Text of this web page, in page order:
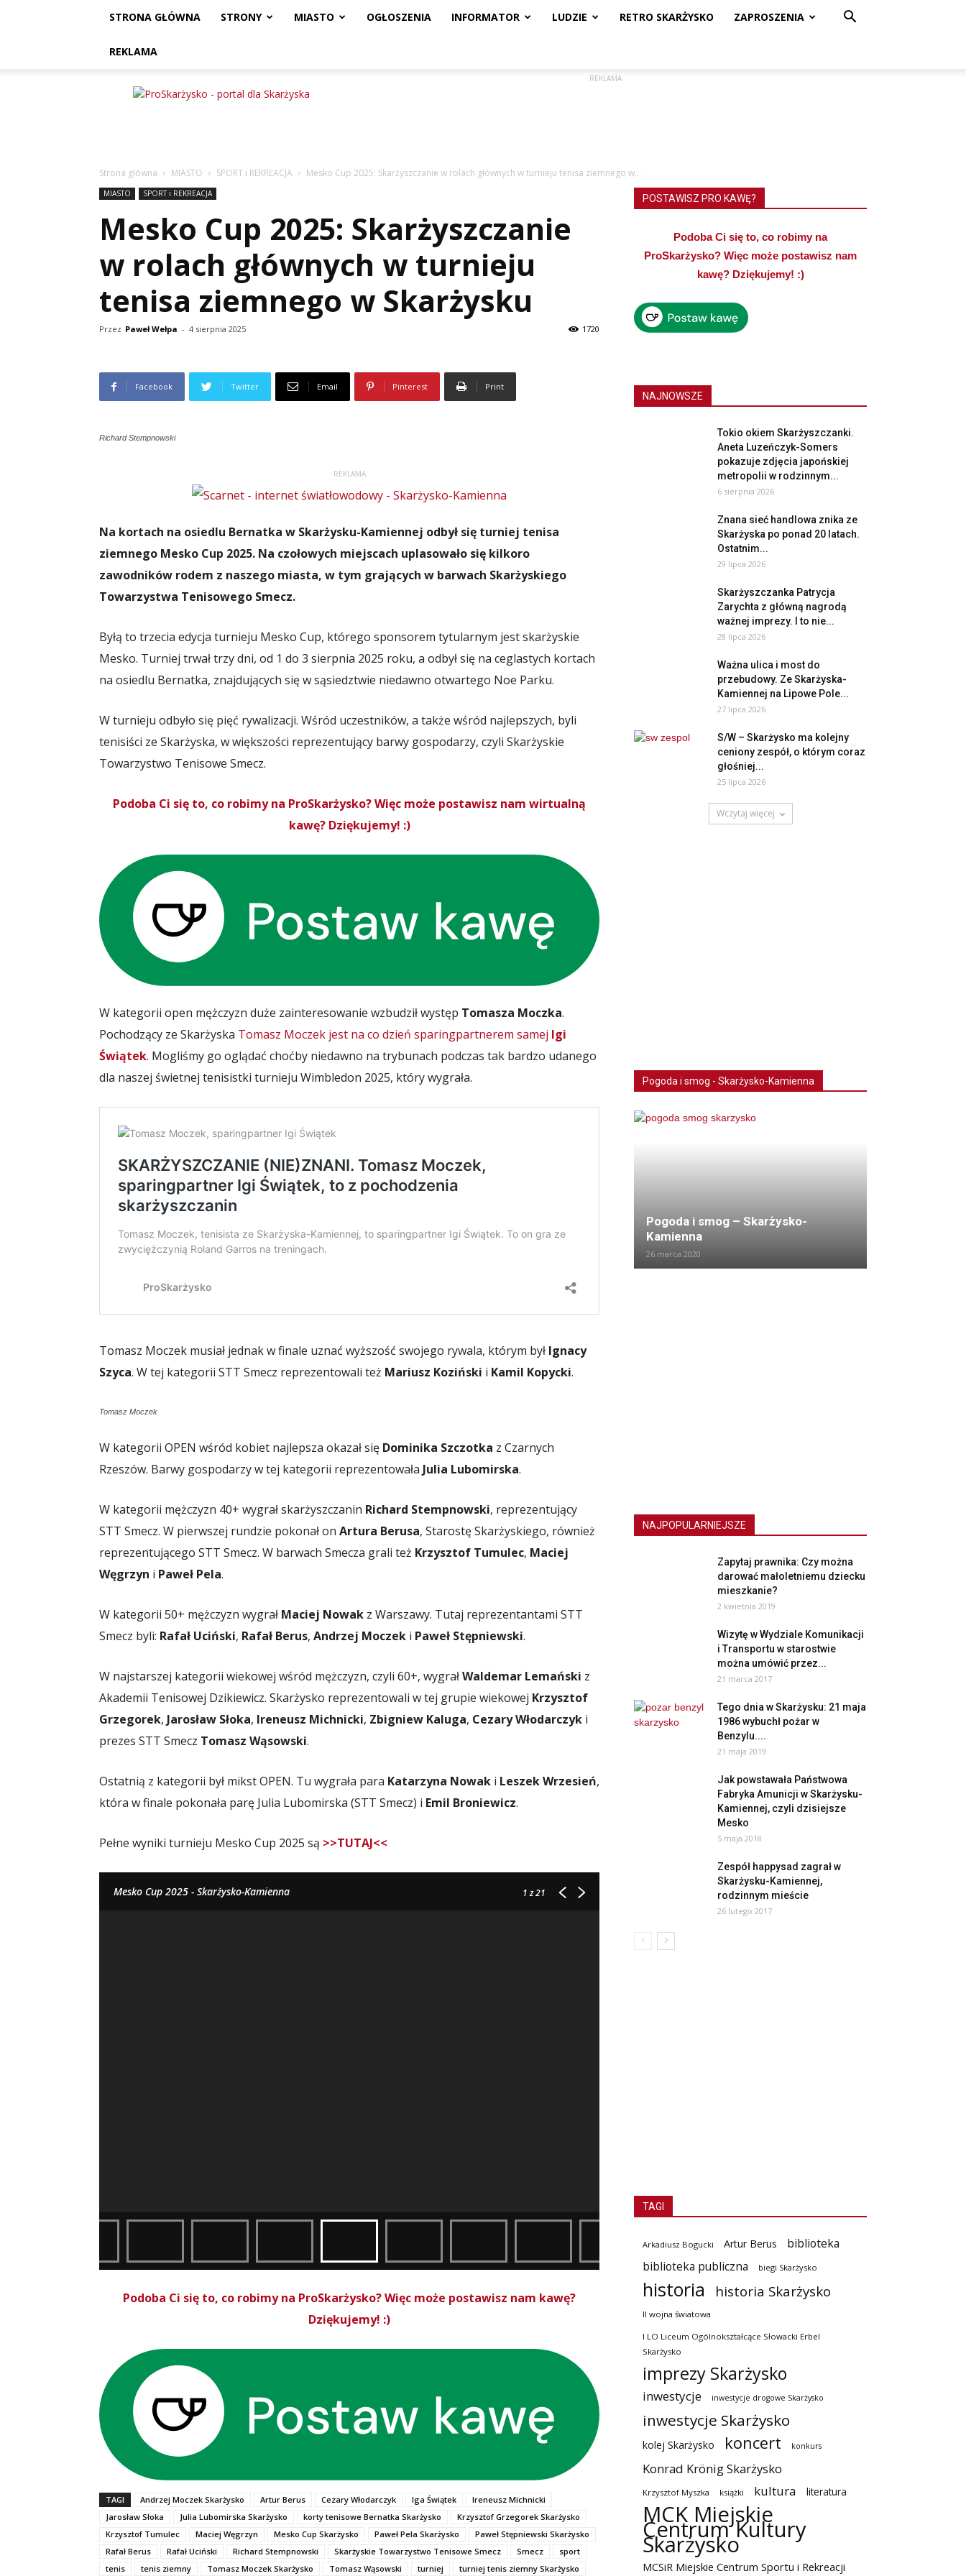
STRONA GŁÓWNA STRONY MIASTO OGŁOSZENIA INFORMATOR LUDZIE RETRO SKARŻYSKO ZAPROSZENIA
REKLAMA
ProSkarżysko
REKLAMA
Strona główna MIASTO SPORT i REKREACJA Mesko Cup 2025: Skarżyszczanie w rolach głównych w turnieju tenisa ziemnego w...
MIASTO SPORT i REKREACJA
Mesko Cup 2025: Skarżyszczanie
w rolach głównych w turnieju
tenisa ziemnego w Skarżysku
Przez Paweł Wełpa - 4 sierpnia 2025 1720
Facebook Twitter Email Pinterest Print
Richard Stempnowski
REKLAMA
Na kortach na osiedlu Bernatka w Skarżysku-Kamiennej odbył się turniej tenisa
ziemnego Mesko Cup 2025. Na czołowych miejscach uplasowało się kilkoro
zawodników rodem z naszego miasta, w tym grających w barwach Skarżyskiego
Towarzystwa Tenisowego Smecz.
Byłą to trzecia edycja turnieju Mesko Cup, którego sponsorem tytularnym jest skarżyskie
Mesko. Turniej trwał trzy dni, od 1 do 3 sierpnia 2025 roku, a odbył się na ceglastych kortach
na osiedlu Bernatka, znajdujących się w sąsiedztwie niedawno otwartego Noe Parku.
W turnieju odbyło się pięć rywalizacji. Wśród uczestników, a także wśród najlepszych, byli
tenisiści ze Skarżyska, w większości reprezentujący barwy gospodarzy, czyli Skarżyskie
Towarzystwo Tenisowe Smecz.
Podoba Ci się to, co robimy na ProSkarżysko? Więc może postawisz nam wirtualną
kawę? Dziękujemy! :)
W kategorii open mężczyzn duże zainteresowanie wzbudził występ Tomasza Moczka.
Pochodzący ze Skarżyska Tomasz Moczek jest na co dzień sparingpartnerem samej Igi
Świątek. Mogliśmy go oglądać choćby niedawno na trybunach podczas tak bardzo udanego
dla naszej świetnej tenisistki turnieju Wimbledon 2025, który wygrała.
Tomasz Moczek musiał jednak w finale uznać wyższość swojego rywala, którym był Ignacy
Szyca. W tej kategorii STT Smecz reprezentowali też Mariusz Koziński i Kamil Kopycki.
Tomasz Moczek
W kategorii OPEN wśród kobiet najlepsza okazał się Dominika Szczotka z Czarnych
Rzeszów. Barwy gospodarzy w tej kategorii reprezentowała Julia Lubomirska.
W kategorii mężczyzn 40+ wygrał skarżyszczanin Richard Stempnowski, reprezentujący
STT Smecz. W pierwszej rundzie pokonał on Artura Berusa, Starostę Skarżyskiego, również
reprezentującego STT Smecz. W barwach Smecza grali też Krzysztof Tumulec, Maciej
Węgrzyn i Paweł Pela.
W kategorii 50+ mężczyzn wygrał Maciej Nowak z Warszawy. Tutaj reprezentantami STT
Smecz byli: Rafał Uciński, Rafał Berus, Andrzej Moczek i Paweł Stępniewski.
W najstarszej kategorii wiekowej wśród mężczyzn, czyli 60+, wygrałWaldemar Lemański z
Akademii Tenisowej Dzikiewicz. Skarżysko reprezentowali w tej grupie wiekowej Krzysztof
Grzegorek, Jarosław Słoka, Ireneusz Michnicki, Zbigniew Kaluga, Cezary Włodarczyk i
prezes STT Smecz Tomasz Wąsowski.
Ostatnią z kategorii był mikst OPEN. Tu wygrała para Katarzyna Nowak i Leszek Wrzesień,
która w finale pokonała parę Julia Lubomirska (STT Smecz) i Emil Broniewicz.
Pełne wyniki turnieju Mesko Cup 2025 są >>TUTAJ<<
Mesko Cup 2025 - Skarżysko-Kamienna 1z 21
Podoba Ci się to, co robimy na ProSkarżysko? Więc może postawisz nam kawę?
Dziękujemy! :)
TAGI Andrzej Moczek Skarżysko Artur Berus Cezary Włodarczyk Iga Świątek
Ireneusz Michnicki
Jarosław Słoka
Julia Lubomirska Skarżysko korty tenisowe Bernatka Skarżysko
Krzysztof Grzegorek Skarżysko
Krzysztof Tumulec
Maciej Węgrzyn Mesko Cup Skarżysko Paweł Pela Skarżysko
Paweł Stępniewski Skarżysko
Rafał Berus
Rafał Uciński Richard Stempnowski Skarżyskie Towarzystwo Tenisowe Smecz Smecz
sport
tenis
tenis ziemny Tomasz Moczek Skarżysko Tomasz Wąsowski turniej turniej tenis ziemny Skarżysko
POSTAWISZ PRO KAWĘ?
Podoba Ci się to, co robimy na
ProSkarżysko? Więc może postawisz nam
kawę? Dziękujemy! :)
NAJNOWSZE
Tokio okiem Skarżyszczanki.
Aneta Luzeńczyk-Somers
pokazuje zdjęcia japońskiej
metropolii w rodzinnym...
6 sierpnia 2026
Znana sieć handlowa znika ze
Skarżyska po ponad 20 latach.
Ostatnim...
29 lipca 2026
Skarżyszczanka Patrycja
Zarychta z główną nagrodą
ważnej imprezy. I to nie...
28 lipca 2026
Ważna ulica i most do
przebudowy. Ze Skarżyska-
Kamiennej na Lipowe Pole...
27 lipca 2026
S/W – Skarżysko ma kolejny
ceniony zespół, o którym coraz
głośniej...
25 lipca 2026
Wczytaj więcej
Pogoda i smog - Skarżysko-Kamienna
Pogoda i smog – Skarżysko-
Kamienna
26 marca 2020
NAJPOPULARNIEJSZE
Zapytaj prawnika: Czy można
darować małoletniemu dziecku
mieszkanie?
2 kwietnia 2019
Wizytę w Wydziale Komunikacji
i Transportu w starostwie
można umówić przez...
21 marca 2017
Tego dnia w Skarżysku: 21 maja
1986 wybuchł pożar w
Benzylu....
21 maja 2019
Jak powstawała Państwowa
Fabryka Amunicji w Skarżysku-
Kamiennej, czyli dzisiejsze
Mesko
5 maja 2018
Zespół happysad zagrał w
Skarżysku-Kamiennej,
rodzinnym mieście
26 lutego 2017
TAGI
Arkadiusz Bogucki Artur Berus
biblioteka
biblioteka publiczna
biegi Skarżysko
historia historia Skarżysko
II wojna światowa
I LO Liceum Ogólnokształcące Słowacki Erbel
Skarżysko
imprezy Skarżysko
inwestycje inwestycje drogowe Skarżysko
inwestycje Skarżysko
kolej Skarżysko koncert konkurs
Konrad Krönig Skarżysko
Krzysztof Myszka książki kultura literatura
MCK Miejskie
Centrum Kultury
Skarżysko
MCSiR Miejskie Centrum Sportu i Rekreacji